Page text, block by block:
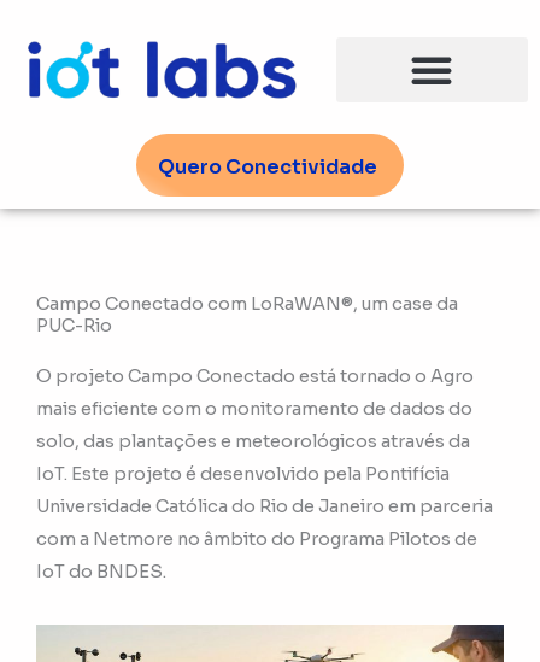
para
Quero Conectividade
Campo Conectado com LoRaWAN®, um case da
PUC-Rio
O projeto Campo Conectado está tornado o Agro
mais eficiente com o monitoramento de dados do
solo, das plantações e meteorológicos através da
IoT. Este projeto é desenvolvido pela Pontifícia
Universidade Católica do Rio de Janeiro em parceria
com a Netmore no âmbito do Programa Pilotos de
IoT do BNDES.